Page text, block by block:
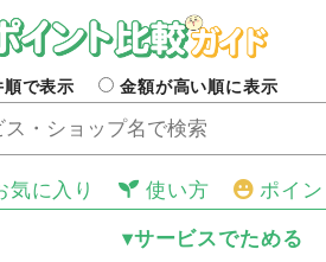
順で表示 金額が高い順に表示
気に入り 使い方 ポイ
▾サービスでためる